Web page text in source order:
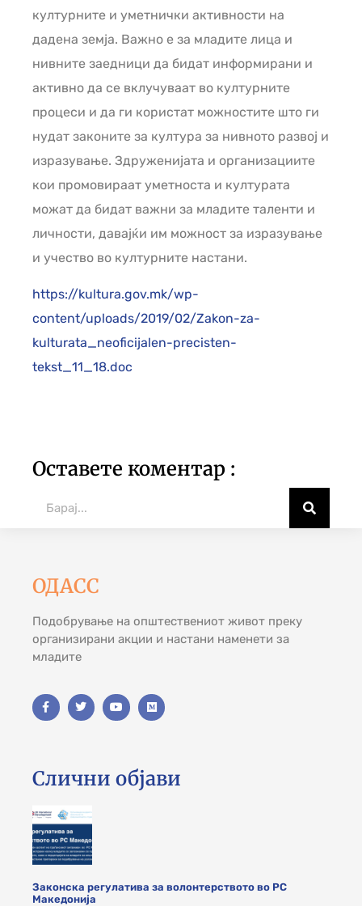
културните и уметнички активности на
дадена земја. Важно е за младите лица и
нивните заедници да бидат информирани и
активно да се вклучуваат во културните
процеси и да ги користат можностите што ги
нудат законите за култура за нивното развој и
изразување. Здруженијата и организациите
кои промовираат уметноста и културата
можат да бидат важни за младите таленти и
личности, давајќи им можност за изразување
и учество во културните настани.
https://kultura.gov.mk/wp-
content/uploads/2019/02/Zakon-za-
kulturata_neoficijalen-precisten-
tekst_11_18.doc
Оставете коментар :
ОДАСС
Подобрување на општествениот живот преку
организирани акции и настани наменети за
младите
Слични објави
Законска регулатива за волонтерството во РС
Македонија